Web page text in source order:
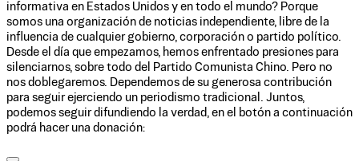
informativa en Estados Unidos y en todo el mundo? Porque
somos una organización de noticias independiente, libre de la
influencia de cualquier gobierno, corporación o partido político.
Desde el día que empezamos, hemos enfrentado presiones para
silenciarnos, sobre todo del Partido Comunista Chino. Pero no
nos doblegaremos. Dependemos de su generosa contribución
para seguir ejerciendo un periodismo tradicional. Juntos,
podemos seguir difundiendo la verdad, en el botón a continuación
podrá hacer una donación: